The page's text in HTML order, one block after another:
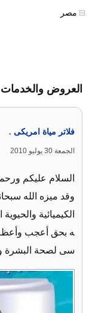
مصر
العروض والخدمات
فلاتر مياة امريكى .
الجمعة 30 يوليو 2010
السلام عليكم
وقد ميزه الله
الكيميائية
ه بحق أعجب وأعظم
سى لصحة البشرة